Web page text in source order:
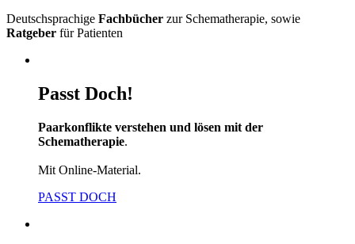
Deutschsprachige Fachbücher zur Schematherapie, sowie
Ratgeber für Patienten
Passt Doch!
Paarkonflikte verstehen und lösen mit der
Schematherapie.
Mit Online-Material.
PASST DOCH